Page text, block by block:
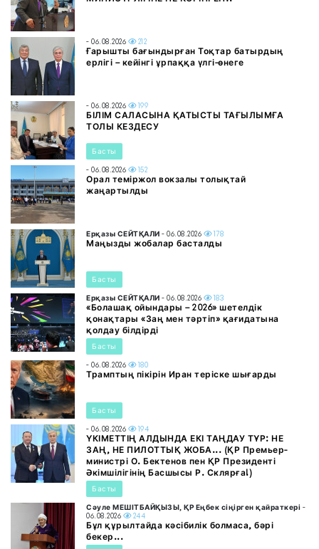
- 06.08.2026 212
Ғарышты бағындырған Тоқтар батырдың
ерлігі – кейінгі ұрпаққа үлгі-өнеге
- 06.08.2026 199
БІЛІМ САЛАСЫНА ҚАТЫСТЫ ТАҒЫЛЫМҒА
ТОЛЫ КЕЗДЕСУ
Басты
- 06.08.2026 152
Орал теміржол вокзалы толықтай
жаңартылды
Ерқазы СЕЙТҚАЛИ - 06.08.2026 178
Маңызды жобалар басталды
Басты
Ерқазы СЕЙТҚАЛИ - 06.08.2026 183
«Болашақ ойындары – 2026» шетелдік
қонақтары «Заң мен тәртіп» қағидатына
қолдау білдірді
Басты
- 06.08.2026 180
Трамптың пікірін Иран теріске шығарды
Басты
- 06.08.2026 194
ҮКІМЕТТІҢ АЛДЫНДА ЕКІ ТАҢДАУ ТҰР: НЕ
ЗАҢ, НЕ ПИЛОТТЫҚ ЖОБА... (ҚР Премьер-
министрі О. Бектенов пен ҚР Президенті
Әкімшілігінің Басшысы Р. Склярға!)
Басты
Сәуле МЕШІТБАЙҚЫЗЫ, ҚР Еңбек сіңірген қайраткері -
06.08.2026
244
Бұл құрылтайда кәсібилік болмаса, бәрі
бекер...